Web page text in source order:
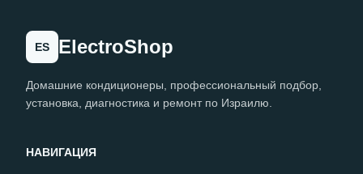
ES ElectroShop
Домашние кондиционеры, профессиональный подбор,
установка, диагностика и ремонт по Израилю.
НАВИГАЦИЯ